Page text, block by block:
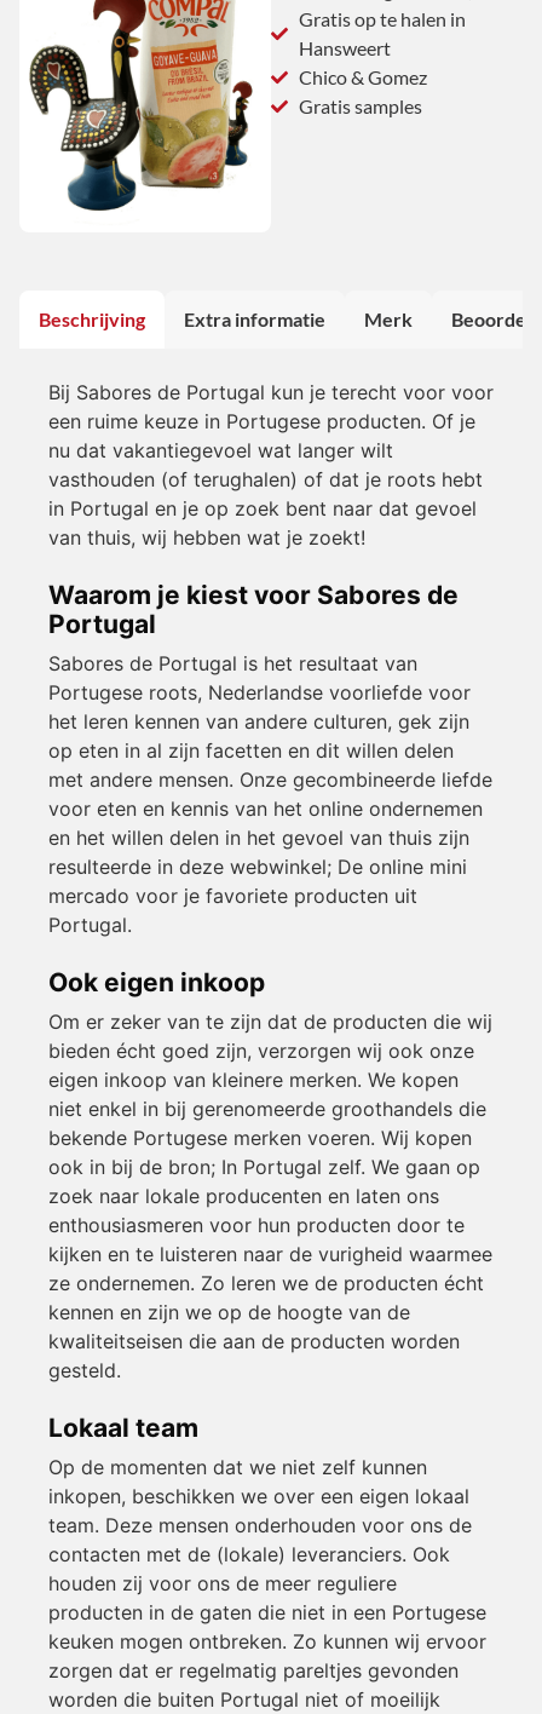
Gratis op te halen in
Hansweert
Chico & Gomez
Gratis samples
Beschrijving Extra informatie Merk
Bij Sabores de Portugal kun je terecht voor voor
een ruime keuze in Portugese producten. Of je
nu dat vakantiegevoel wat langer wilt
vasthouden (of terughalen) of dat je roots hebt
in Portugal en je op zoek bent naar dat gevoel
van thuis, wij hebben wat je zoekt!
Waarom je kiest voor Sabores de
Portugal
Sabores de Portugal is het resultaat van
Portugese roots, Nederlandse voorliefde voor
het leren kennen van andere culturen, gek zijn
op eten in al zijn facetten en dit willen delen
met andere mensen. Onze gecombineerde liefde
voor eten en kennis van het online ondernemen
en het willen delen in het gevoel van thuis zijn
resulteerde in deze webwinkel; De online mini
mercado voor je favoriete producten uit
Portugal.
Ook eigen inkoop
Om er zeker van te zijn dat de producten die wij
bieden écht goed zijn, verzorgen wij ook onze
eigen inkoop van kleinere merken. We kopen
niet enkel in bij gerenomeerde groothandels die
bekende Portugese merken voeren. Wij kopen
ook in bij de bron; In Portugal zelf. We gaan op
zoek naar lokale producenten en laten ons
enthousiasmeren voor hun producten door te
kijken en te luisteren naar de vurigheid waarmee
ze ondernemen. Zo leren we de producten écht
kennen en zijn we op de hoogte van de
kwaliteitseisen die aan de producten worden
gesteld.
Lokaal team
Op de momenten dat we niet zelf kunnen
inkopen, beschikken we over een eigen lokaal
team. Deze mensen onderhouden voor ons de
contacten met de (lokale) leveranciers. Ook
houden zij voor ons de meer reguliere
producten in de gaten die niet in een Portugese
keuken mogen ontbreken. Zo kunnen wij ervoor
zorgen dat er regelmatig pareltjes gevonden
worden die buiten Portugal niet of moeilijk